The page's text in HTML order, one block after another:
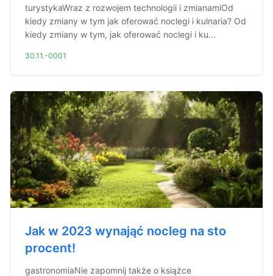
turystykaWraz z rozwojem technologii i zmianamiOd
kiedy zmiany w tym jak oferować noclegi i kulnaria? Od
kiedy zmiany w tym, jak oferować noclegi i ku...
30.11.-0001
Jak w 2023 wynająć nocleg na sto
procent!
gastronomiaNie zapomnij także o książce